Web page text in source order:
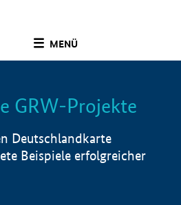
MENÜ
Info
GRW-Projekte
Deutschlandkarte
Beispiele erfolgreicher